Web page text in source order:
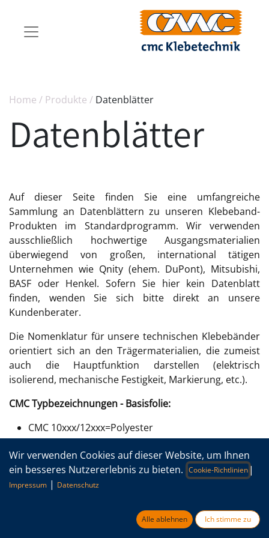
Home / Produkte / Datenblätter
Datenblätter
Auf dieser Seite finden Sie eine umfangreiche
Sammlung an Datenblättern zu unseren Klebeband-
Produkten im Standardprogramm. Wir verwenden
ausschließlich hochwertige Ausgangsmaterialien
überwiegend von großen, international tätigen
Unternehmen wie Qnity (ehem. DuPont), Mitsubishi,
BASF oder Henkel. Sofern Sie hier kein Datenblatt
finden, wenden Sie sich bitte direkt an unsere
Kundenberater.
Die Nomenklatur für unsere technischen Klebebänder
orientiert sich an den Trägermaterialien, die zumeist
auch die Hauptfunktion darstellen (elektrisch
isolierend, mechanische Festigkeit, Markierung, etc.).
CMC Typbezeichnungen - Basisfolie:
CMC 10xxx/12xxx=Polyester
CMC 61xxx=PEN
CMC 65xxx=Nomex
CMC 70xxx=Kapton
CMC 75xxx=PTFE
Wir verwenden Cookies auf dieser Website, um Ihnen
ein besseres Nutzererlebnis zu bieten. Cookie-Richtlinien |
Impressum | Datenschutz
Alle ablehnen Ich stimme zu